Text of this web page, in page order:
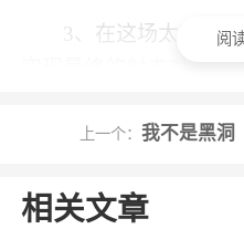
3、在这场太空的
4、放置合成模式
5、让自己顺利解
阅
上一个：我不是黑洞
相关文章